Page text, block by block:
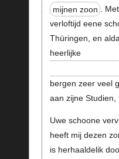
mijnen zoon .
verloftijd eene
Thüringen, en
heerlijke
bergen zeer veel
aan zijne Studien,
Uwe schoone
heeft mij dezen
is herhaaldelik